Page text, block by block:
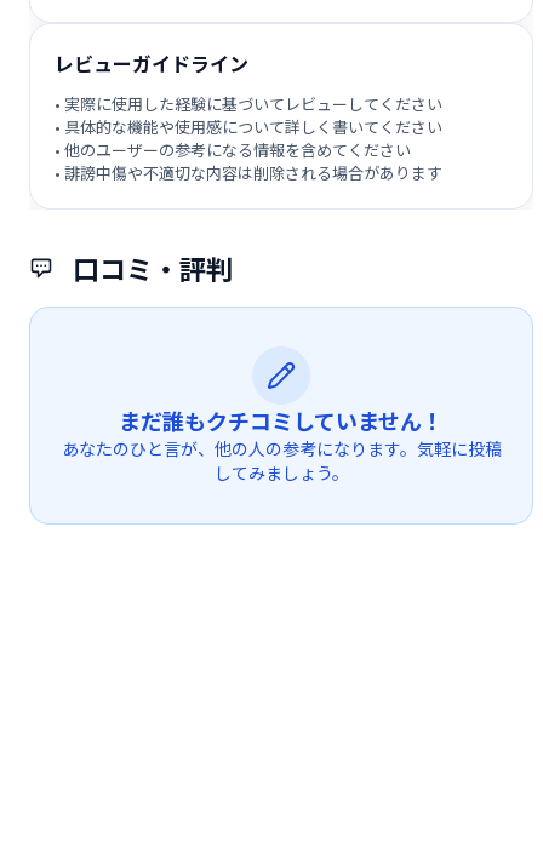
口コミ・評判
まだ誰もクチコミしていません！
あなたのひと言が、他の人の参考になります。気軽に投稿
してみましょう。
レビューガイドライン
• 実際に使用した経験に基づいてレビューしてください
• 具体的な機能や使用感について詳しく書いてください
• 他のユーザーの参考になる情報を含めてください
• 誹謗中傷や不適切な内容は削除される場合があります